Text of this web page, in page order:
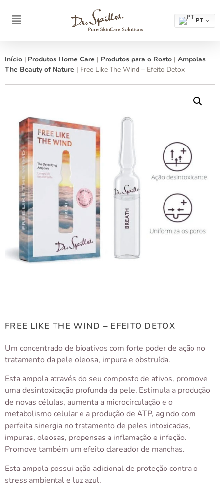
PT
Início | Produtos Home Care | Produtos para o Rosto | Ampolas
The Beauty of Nature | Free Like The Wind – Efeito Detox
FREE LIKE THE WIND – EFEITO DETOX
Um concentrado de bioativos com forte poder de ação no
tratamento da pele oleosa, impura e obstruída.
Esta ampola através do seu composto de ativos, promove
uma desintoxicação profunda da pele. Estimula a produção
de novas células, aumenta a microcirculação e o
metabolismo celular e a produção de ATP, agindo com
perfeita sinergia no tratamento de peles intoxicadas,
impuras, oleosas, propensas a inflamação e infeção.
Promove também um efeito clareador de manchas.
Esta ampola possui ação adicional de proteção contra o
stress ambiental e luz azul.